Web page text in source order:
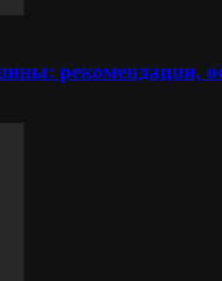
рекомендации,